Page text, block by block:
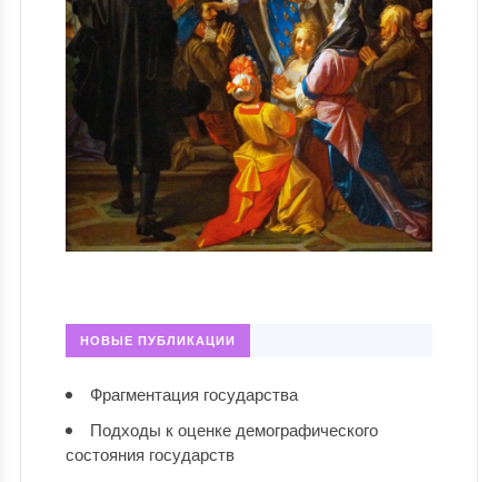
НОВЫЕ ПУБЛИКАЦИИ
Фрагментация государства
Подходы к оценке демографического
состояния государств